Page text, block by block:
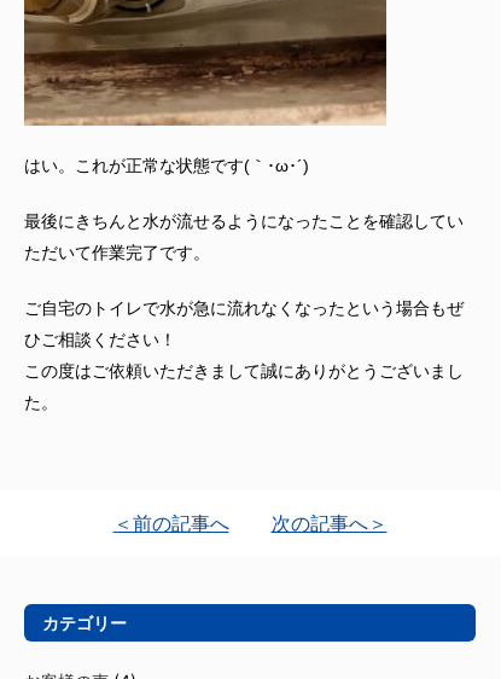
はい。これが正常な状態です(｀･ω･´)ゞ
最後にきちんと水が流せるようになったことを確認してい
ただいて作業完了です。
ご自宅のトイレで水が急に流れなくなったという場合もぜ
ひご相談ください！
この度はご依頼いただきまして誠にありがとうございまし
た。
＜前の記事へ 次の記事へ＞
カテゴリー